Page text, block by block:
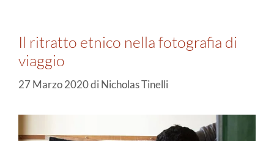
Il ritratto etnico nella fotografia di
viaggio
27 Marzo 2020di Nicholas Tinelli